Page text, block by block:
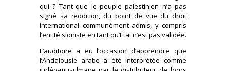
qui ? Tant que le peuple palestinien n’a pas
signé sa reddition, du point de vue du droit
international communément admis, y compris
l’entité sioniste en tant qu’État n’est pas validée.
L’auditoire a eu l’occasion d’apprendre que
l’Andalousie arabe a été interprétée comme